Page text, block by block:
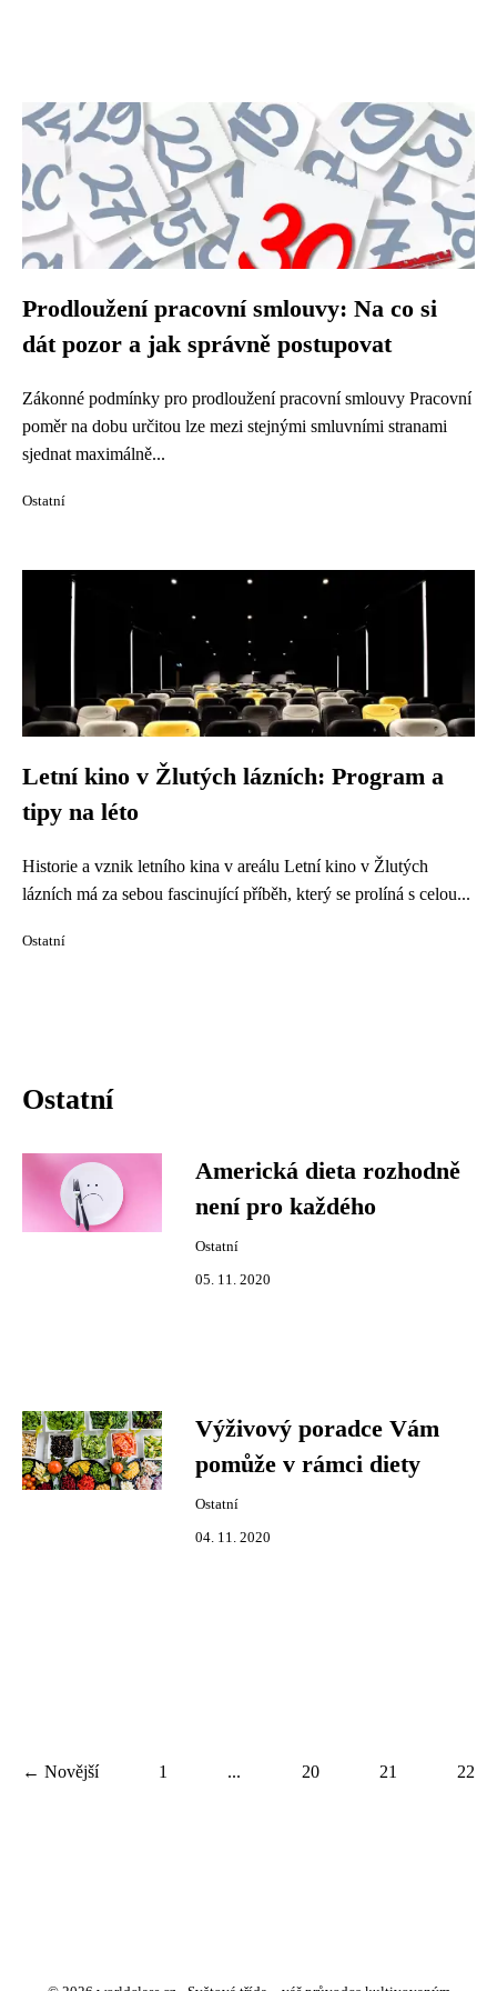
Prodloužení pracovní smlouvy: Na co si
dát pozor a jak správně postupovat
Zákonné podmínky pro prodloužení pracovní smlouvy Pracovní
poměr na dobu určitou lze mezi stejnými smluvními stranami
sjednat maximálně...
Ostatní
Letní kino v Žlutých lázních: Program a
tipy na léto
Historie a vznik letního kina v areálu Letní kino v Žlutých
lázních má za sebou fascinující příběh, který se prolíná s celou...
Ostatní
Ostatní
Americká dieta rozhodně
není pro každého
Ostatní
05. 11. 2020
Výživový poradce Vám
pomůže v rámci diety
Ostatní
04. 11. 2020
← Novější 1 ... 20 21 22